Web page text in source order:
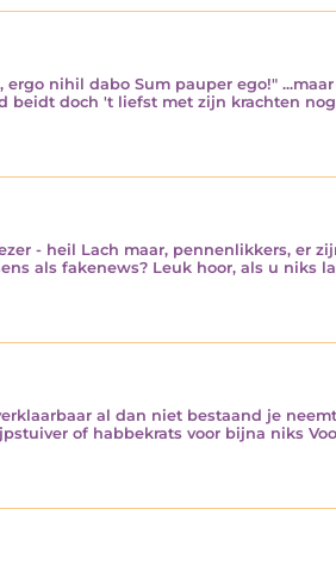
nihil dabo Sum pauper ego!"
beidt doch 't liefst met zijn krachten
- heil Lach maar, pennenlikkers, er
als fakenews? Leuk hoor, als u niks
al dan niet bestaand je
of habbekrats voor bijna niks